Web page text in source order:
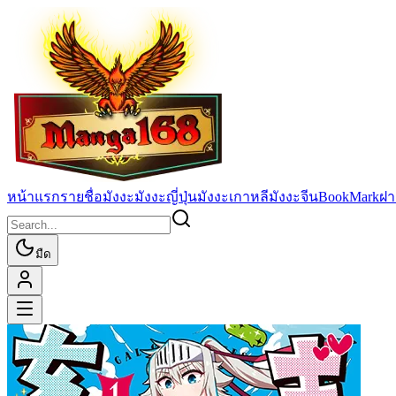
หน้าแรกรายชื่อมังงะมังงะญี่ปุ่นมังงะเกาหลีมังงะจีนBookMarkฝ
มืด